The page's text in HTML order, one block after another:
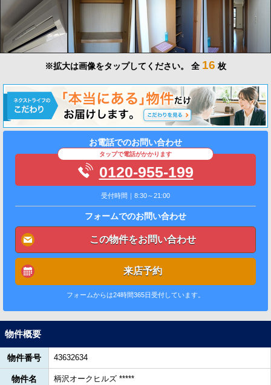
※拡大は画像をタップしてください。 全 16 枚
お電話でのお問い合わせ
タップで電話がかかります
0120-955-199
受付時間｜8:30～21:00
フォームでのお問い合わせ
この物件をお問い合わせ
来店予約
フォームからは24時間365日受付しています。
物件概要
物件番号 43632634
物件名 柄沢オークヒルズ *****